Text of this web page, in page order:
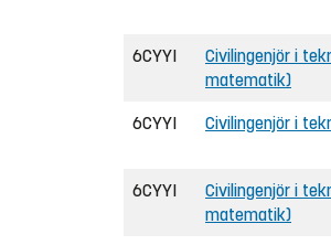
6CYYI
Civilingenjör i
matematik)
6CYYI Civilingenjör i
6CYYI
Civilingenjör i
matematik)